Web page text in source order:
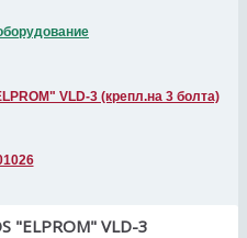
VLD-3 (крепл.на 3 болта)
VLD-3